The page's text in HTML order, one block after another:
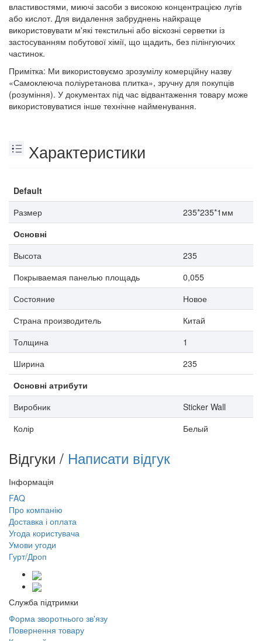
властивостями, миючі засоби з високою концентрацією лугів
або кислот. Для видалення забруднень найкраще
використовувати м'які текстильні або віскозні серветки із
застосуванням побутової хімії, що щадить, без пілінгуючих
частинок.
Примітка: Ми використовуємо зрозумілу комерційну назву
«Самоклеюча поліуретанова плитка», зручну для покупців
(розуміння). У документах під час відвантаження товару може
використовуватися інше технічне найменування.
Характеристики
Default
Размер
235*235*1мм
Основні
Высота
235
Покрываемая панелью площадь
0,055
Состояние
Новое
Страна производитель
Китай
Толщина
1
Ширина
235
Основні атрибути
Виробник
Sticker Wall
Колір
Белый
Відгуки / Написати відгук
Інформація
FAQ
Про компанію
Доставка і оплата
Угода користувача
Умови угоди
Гурт/Дроп
Служба підтримки
Форма зворотнього зв'язу
Повернення товару